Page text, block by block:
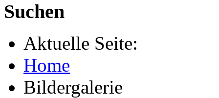
Suchen
Aktuelle Seite:
Home
Bildergalerie